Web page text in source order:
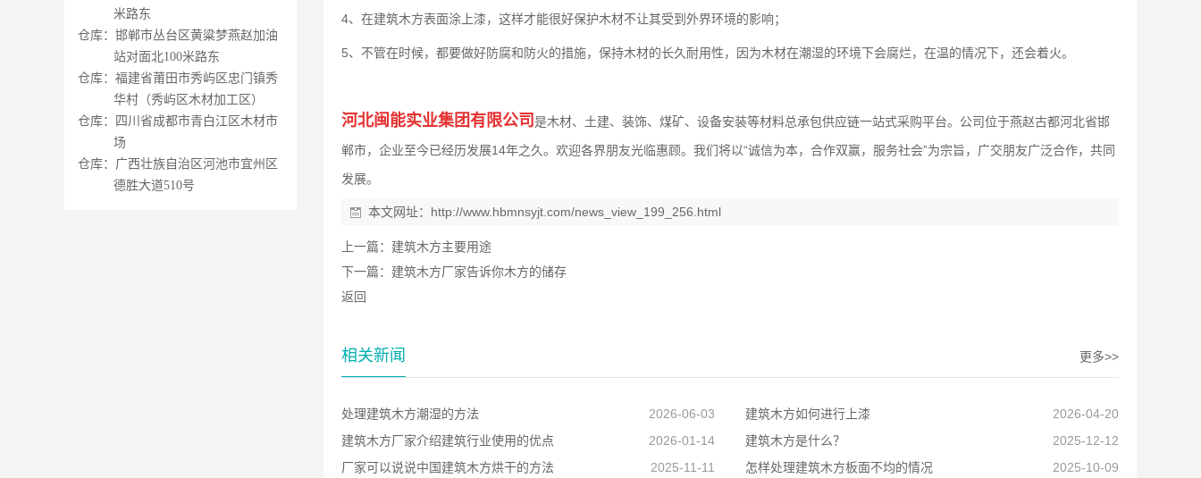
米路东
仓库：邯郸市丛台区黄粱梦燕赵加油
站对面北100米路东
仓库：福建省莆田市秀屿区忠门镇秀
华村（秀屿区木材加工区）
仓库：四川省成都市青白江区木材市
场
仓库：广西壮族自治区河池市宜州区
德胜大道510号
4、在建筑木方表面涂上漆，这样才能很好保护木材不让其受到外界环境的影响；
5、不管在时候，都要做好防腐和防火的措施，保持木材的长久耐用性，因为木材在潮湿的环境下会腐烂，在温的情况下，还会着火。
河北闽能实业集团有限公司是木材、土建、装饰、煤矿、设备安装等材料总承包供应链一站式采购平台。公司位于燕赵古都河北省邯
郸市，企业至今已经历发展14年之久。欢迎各界朋友光临惠顾。我们将以“诚信为本，合作双赢，服务社会”为宗旨，广交朋友广泛合作，共同
发展。
本文网址： http://www.hbmnsyjt.com/news_view_199_256.html
上一篇： 建筑木方主要用途
下一篇： 建筑木方厂家告诉你木方的储存
返回
相关新闻 更多>>
处理建筑木方潮湿的方法 2026-06-03 建筑木方如何进行上漆
2026-04-20
建筑木方厂家介绍建筑行业使用的优点
2026-01-14 建筑木方是什么？
2025-12-12
厂家可以说说中国建筑木方烘干的方法
2025-11-11 怎样处理建筑木方板面不均的情况
2025-10-09